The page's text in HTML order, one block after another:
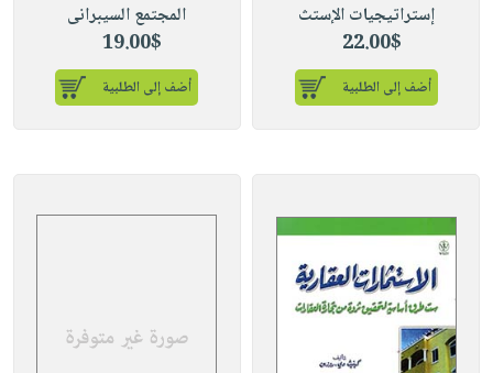
إستراتيجيات الإستث
22.00$
أضف إلى الطلبية
المجتمع السيبرانى
19.00$
أضف إلى الطلبية